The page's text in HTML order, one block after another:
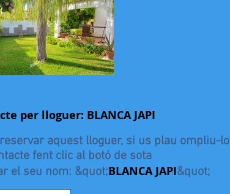
per lloguer: BLANCA JAPI
aquest lloguer, si us plau ompliu-lo
fent clic al botó de sota
el seu nom: &quot;BLANCA JAPI&quot;